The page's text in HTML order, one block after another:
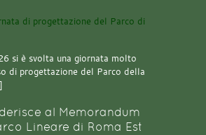
si è svolta una giornata molto
di progettazione del Parco della
al Memorandum
Lineare di Roma Est